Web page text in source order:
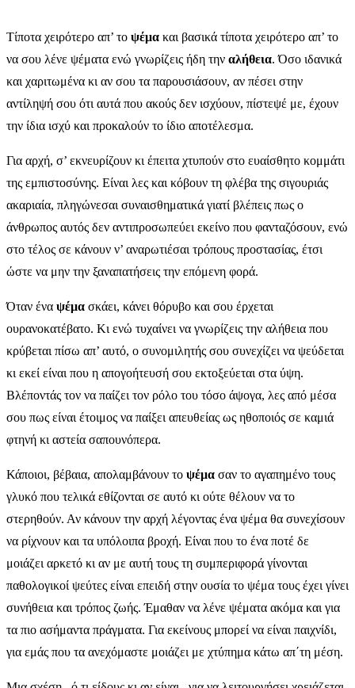
Τίποτα χειρότερο απ’ το ψέμα και βασικά τίποτα χειρότερο απ’ το
να σου λένε ψέματα ενώ γνωρίζεις ήδη την αλήθεια. Όσο ιδανικά
και χαριτωμένα κι αν σου τα παρουσιάσουν, αν πέσει στην
αντίληψή σου ότι αυτά που ακούς δεν ισχύουν, πίστεψέ με, έχουν
την ίδια ισχύ και προκαλούν το ίδιο αποτέλεσμα.
Για αρχή, σ’ εκνευρίζουν κι έπειτα χτυπούν στο ευαίσθητο κομμάτι
της εμπιστοσύνης. Είναι λες και κόβουν τη φλέβα της σιγουριάς
ακαριαία, πληγώνεσαι συναισθηματικά γιατί βλέπεις πως ο
άνθρωπος αυτός δεν αντιπροσωπεύει εκείνο που φανταζόσουν, ενώ
στο τέλος σε κάνουν ν’ αναρωτιέσαι τρόπους προστασίας, έτσι
ώστε να μην την ξαναπατήσεις την επόμενη φορά.
Όταν ένα ψέμα σκάει, κάνει θόρυβο και σου έρχεται
ουρανοκατέβατο. Κι ενώ τυχαίνει να γνωρίζεις την αλήθεια που
κρύβεται πίσω απ’ αυτό, ο συνομιλητής σου συνεχίζει να ψεύδεται
κι εκεί είναι που η απογοήτευσή σου εκτοξεύεται στα ύψη.
Βλέποντάς τον να παίζει τον ρόλο του τόσο άψογα, λες από μέσα
σου πως είναι έτοιμος να παίξει απευθείας ως ηθοποιός σε καμιά
φτηνή κι αστεία σαπουνόπερα.
Κάποιοι, βέβαια, απολαμβάνουν το ψέμα σαν το αγαπημένο τους
γλυκό που τελικά εθίζονται σε αυτό κι ούτε θέλουν να το
στερηθούν. Αν κάνουν την αρχή λέγοντας ένα ψέμα θα συνεχίσουν
να ρίχνουν και τα υπόλοιπα βροχή. Είναι που το ένα ποτέ δε
μοιάζει αρκετό κι αν με αυτή τους τη συμπεριφορά γίνονται
παθολογικοί ψεύτες είναι επειδή στην ουσία το ψέμα τους έχει γίνει
συνήθεια και τρόπος ζωής. Έμαθαν να λένε ψέματα ακόμα και για
τα πιο ασήμαντα πράγματα. Για εκείνους μπορεί να είναι παιχνίδι,
για εμάς που τα ανεχόμαστε μοιάζει με χτύπημα κάτω απ΄τη μέση.